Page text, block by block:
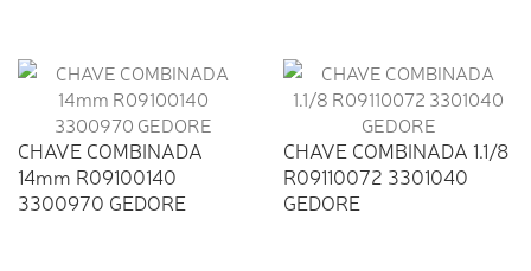
CHAVE COMBINADA
14mm R09100140
3300970 GEDORE
CHAVE COMBINADA 1.1/8
R09110072 3301040
GEDORE